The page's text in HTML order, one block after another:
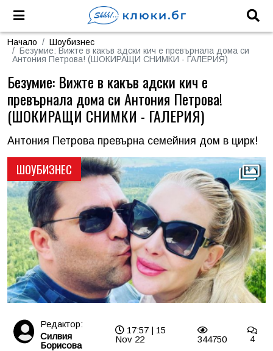
Начало
Шоубизнес
Безумие: Вижте в какъв адски кич е превърнала дома си
Антония Петрова! (ШОКИРАЩИ СНИМКИ - ГАЛЕРИЯ)
ШОУБИЗНЕС
Безумие: Вижте в какъв адски кич е
превърнала дома си Антония Петрова!
(ШОКИРАЩИ СНИМКИ - ГАЛЕРИЯ)
Антония Петрова превърна семейния дом в цирк!
Редактор:
Силвия
Борисова
17:57 | 15
Nov 22
344750 4